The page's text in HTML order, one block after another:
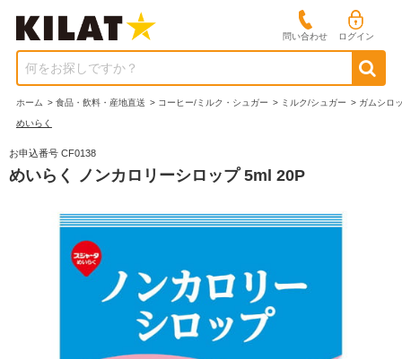
問い合わせ ログイン
何をお探しですか？
ホーム > 食品・飲料・産地直送 > コーヒー/ミルク・シュガー > ミルク/シュガー > ガムシロ
めいらく
お申込番号 CF0138
めいらく ノンカロリーシロップ 5ml 20P